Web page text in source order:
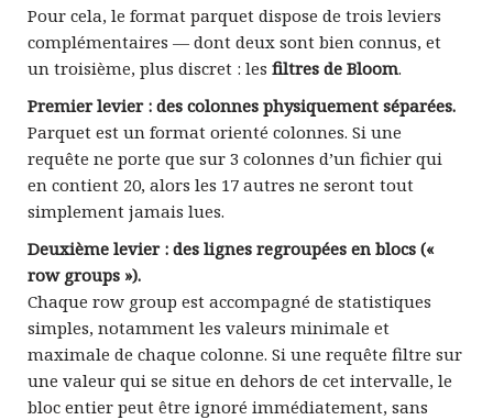
Pour cela, le format parquet dispose de trois leviers
complémentaires — dont deux sont bien connus, et
un troisième, plus discret : les filtres de Bloom.
Premier levier : des colonnes physiquement séparées.
Parquet est un format orienté colonnes. Si une
requête ne porte que sur 3 colonnes d’un fichier qui
en contient 20, alors les 17 autres ne seront tout
simplement jamais lues.
Deuxième levier : des lignes regroupées en blocs («
row groups »).
Chaque row group est accompagné de statistiques
simples, notamment les valeurs minimale et
maximale de chaque colonne. Si une requête filtre sur
une valeur qui se situe en dehors de cet intervalle, le
bloc entier peut être ignoré immédiatement, sans